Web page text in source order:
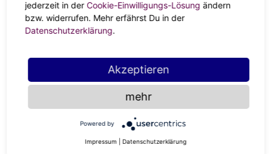
unserer Zeit. In letzter Zeit sind Affirmationen im
Wellnessbereich in den Vordergrund gerückt, aber das hat
Jahrhunderten in vielen verschiedenen Formen verwendet,
um positive Energie einzubringen und negative
Schwingungen zu vertreiben. Affirmationen, die in der
Regel täglich wiederholt werden, sind kleine Gesänge, die
manifestieren
wünschst, dass es in Erfüllung geht. Wenn du nicht weißt,
was du sagen sollst, mach dir keine Sorgen!
jederzeit in der Cookie-Einwilligungs-Lösung ändern
bzw. widerrufen. Mehr erfährst Du in der
Datenschutzerklärung.
Akzeptieren
mehr
Powered by
Impressum Datenschutzerklärung